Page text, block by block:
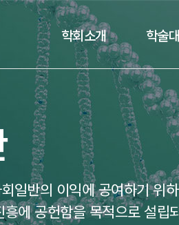
학회소개 학술
일반의 이익에 공여하기 위
에 공헌함을 목적으로 설립